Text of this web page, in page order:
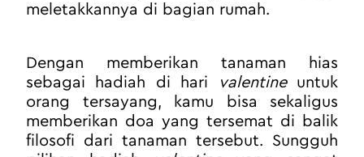
meletakkannya di bagian rumah.
Dengan memberikan tanaman hias
sebagai hadiah di hari
valentine untuk
orang tersayang, kamu bisa sekaligus
memberikan doa yang tersemat di balik
filosofi dari tanaman tersebut. Sungguh